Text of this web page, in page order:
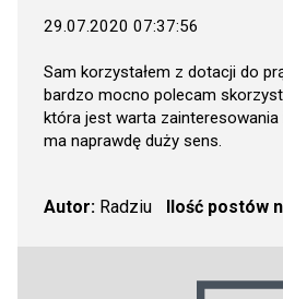
29.07.2020 07:37:56
Sam korzystałem z dotacji do
bardzo mocno polecam
która jest warta
ma naprawdę duży sens.
Autor: Radziu Ilość postów